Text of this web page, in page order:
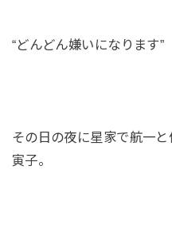
“どんどん嫌いになります”
その日の夜に星家で航一
寅子。